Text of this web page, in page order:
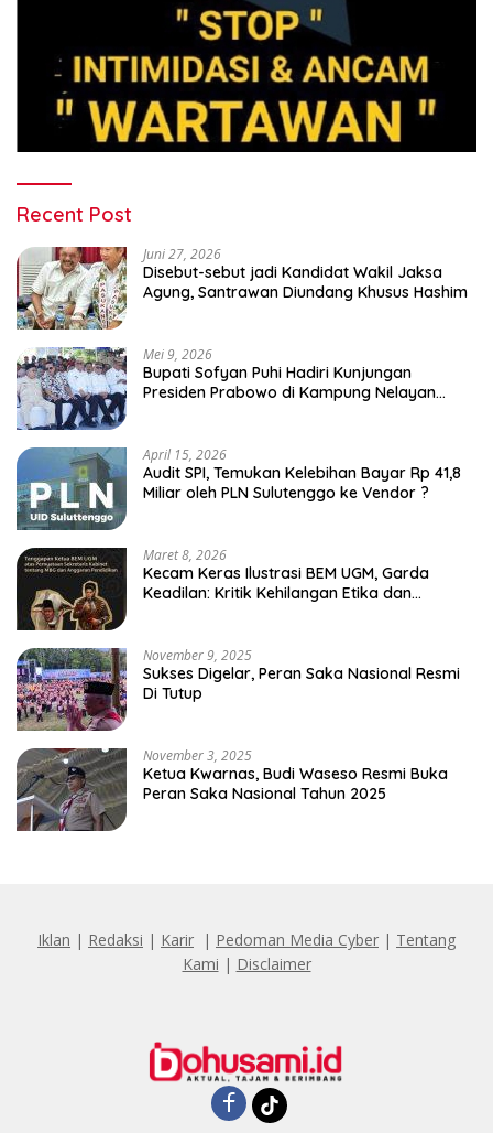
Recent Post
Juni 27, 2026
Disebut-sebut jadi Kandidat Wakil Jaksa
Agung, Santrawan Diundang Khusus Hashim
Mei 9, 2026
Bupati Sofyan Puhi Hadiri Kunjungan
Presiden Prabowo di Kampung Nelayan
April 15, 2026
Audit SPI, Temukan Kelebihan Bayar Rp 41,8
Miliar oleh PLN Sulutenggo ke Vendor ?
Maret 8, 2026
Kecam Keras Ilustrasi BEM UGM, Garda
Keadilan: Kritik Kehilangan Etika dan
November 9, 2025
Sukses Digelar, Peran Saka Nasional Resmi
Di Tutup
November 3, 2025
Ketua Kwarnas, Budi Waseso Resmi Buka
Peran Saka Nasional Tahun 2025
Iklan | Redaksi | Karir | Pedoman Media Cyber | Tentang
Kami | Disclaimer